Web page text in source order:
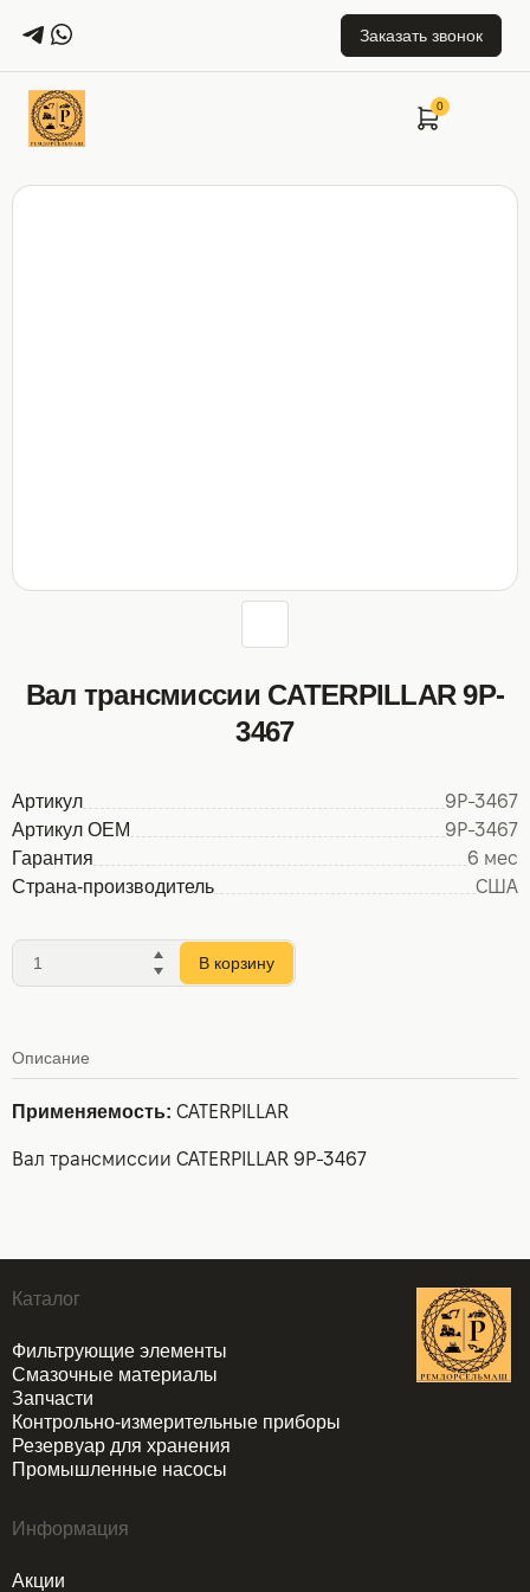
Заказать звонок
Вал трансмиссии CATERPILLAR 9P-
3467
Артикул
9P-3467
Артикул OEM
9P-3467
Гарантия
6 мес
Страна-производитель
США
В корзину
Описание
Применяемость: CATERPILLAR
Вал трансмиссии CATERPILLAR 9P-3467
Каталог
Фильтрующие элементы
Смазочные материалы
Запчасти
Контрольно-измерительные приборы
Резервуар для хранения
Промышленные насосы
Информация
Акции